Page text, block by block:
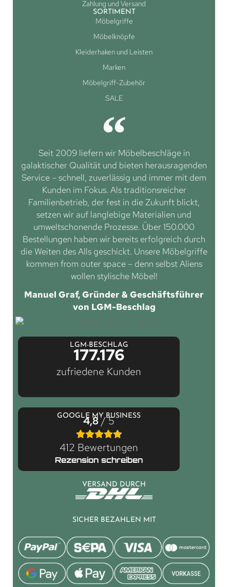
Zahlung und Versand
SORTIMENT
Möbelgriffe
Möbelknöpfe
Kleiderhaken und Leisten
Marken
Möbelgriff-Zubehör
SALE
Seit 2009 liefern wir Möbelbeschläge in
galaktischer Qualität und bieten herausragenden
Service – schnell, zuverlässig und immer mit dem
Kunden im Fokus. Als traditionsreicher
Familienbetrieb, der fest in die Zukunft blickt,
setzen wir auf langlebige Materialien und
umweltschonende Prozesse. Über 150.000
Bestellungen haben wir bereits erfolgreich durch
die Weiten des Alls geschickt. Unsere Möbelgriffe
kommen from outer space – denn selbst Aliens
wollen stylische Möbel!
Manuel Graf, Gründer & Geschäftsführer
von LGM-Beschlag
LGM-BESCHLAG
177.176
zufriedene Kunden
GOOGLE MY BUSINESS
4,8/ 5
412 Bewertungen
Rezension schreiben
VERSAND DURCH
SICHER BEZAHLEN MIT